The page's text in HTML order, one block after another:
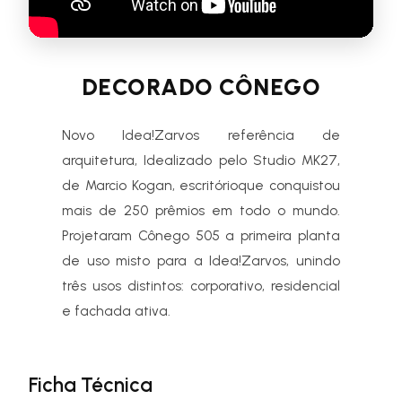
DECORADO CÔNEGO
Novo Idea!Zarvos referência de
arquitetura, Idealizado pelo Studio MK27,
de Marcio Kogan, escritórioque conquistou
mais de 250 prêmios em todo o mundo.
Projetaram Cônego 505 a primeira planta
de uso misto para a Idea!Zarvos, unindo
três usos distintos: corporativo, residencial
e fachada ativa.
Ficha Técnica